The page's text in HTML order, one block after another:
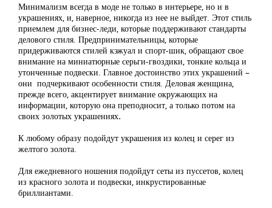
Минимализм всегда в моде не только в интерьере, но и в
украшениях, и, наверное, никогда из нее не выйдет. Этот стиль
приемлем для бизнес-леди, которые поддерживают стандарты
делового стиля. Предпринимательницы, которые
придерживаются стилей кэжуал и спорт-шик, обращают свое
внимание на миниатюрные серьги-гвоздики, тонкие кольца и
утонченные подвески. Главное достоинство этих украшений –
они подчеркивают особенности стиля. Деловая женщина,
прежде всего, акцентирует внимание окружающих на
информации, которую она преподносит, а только потом на
своих золотых украшениях.
К любому образу подойдут украшения из колец и серег из
желтого золота.
Для ежедневного ношения подойдут сеты из пуссетов, колец
из красного золота и подвески, инкрустированные
бриллиантами.